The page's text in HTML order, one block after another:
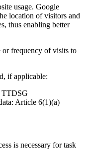
usage. Google
location of visitors and
thus enabling better
frequency of visits to
if applicable:
TTDSG
Article 6(1)(a)
is necessary for task